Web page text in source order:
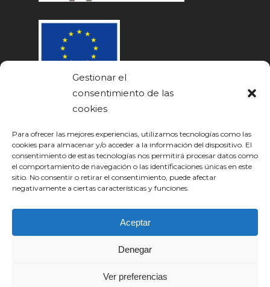
Gestionar el
consentimiento de las
cookies
Para ofrecer las mejores experiencias, utilizamos tecnologías como las
cookies para almacenar y/o acceder a la información del dispositivo. El
consentimiento de estas tecnologías nos permitirá procesar datos como
el comportamiento de navegación o las identificaciones únicas en este
sitio. No consentir o retirar el consentimiento, puede afectar
negativamente a ciertas características y funciones.
Aceptar
Denegar
Ver preferencias
reservados.Política de